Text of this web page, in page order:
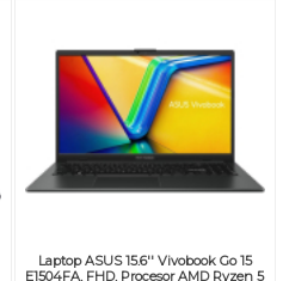
Laptop ASUS 15.6'' Vivobook Go 15
E1504FA, FHD, Procesor AMD Ryzen 5